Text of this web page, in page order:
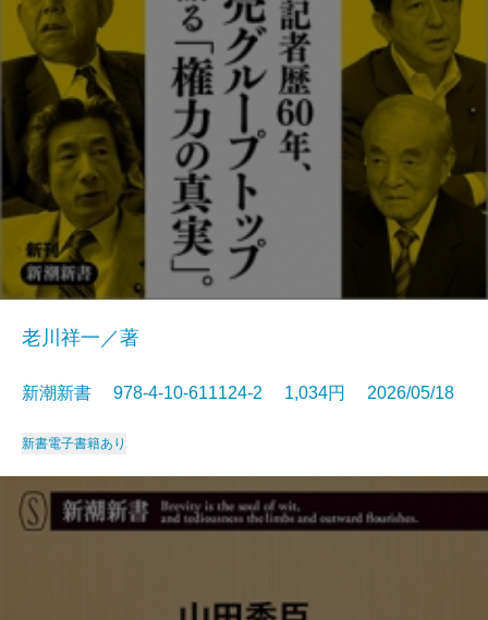
老川祥一／著
新潮新書 978-4-10-611124-2 1,034円 2026/05/18
新書電子書籍あり